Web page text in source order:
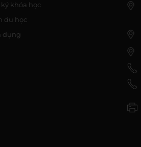
khóa học
du học
dụng